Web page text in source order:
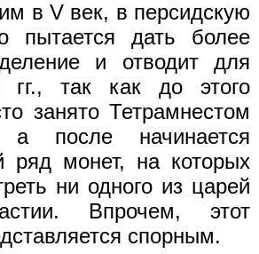
в V век, в персидскую
пытается дать более
и отводит для
гг., так как до этого
занято Тетрамнестом
после начинается
ряд монет, на которых
ни одного из царей
Впрочем, этот
спорным.